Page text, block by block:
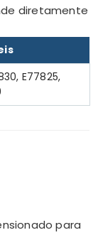
diretamente
E77825,
para